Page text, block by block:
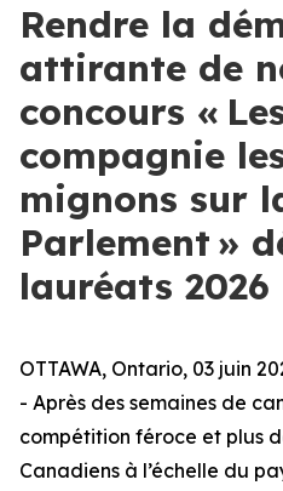
Rendre la
attirante de
concours «
compagnie
mignons sur
Parlement »
lauréats 2026
OTTAWA, Ontario, 03 juin
- Après des semaines de
compétition féroce et plus
Canadiens à l’échelle du